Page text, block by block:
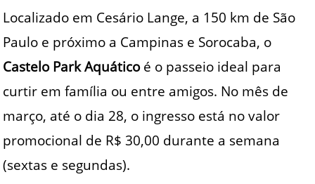
Localizado em Cesário Lange, a 150 km de São
Paulo e próximo a Campinas e Sorocaba, o
Castelo Park Aquáticoé o passeio ideal para
curtir em família ou entre amigos. No mês de
março, até o dia 28, o ingresso está no valor
promocional de R$ 30,00 durante a semana
(sextas e segundas).